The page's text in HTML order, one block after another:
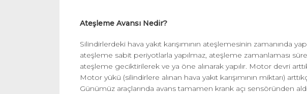
Ateşleme Avansı Nedir?
Silindirlerdeki hava yakıt karışımının ateşlemesinin zamanında
ateşleme sabit periyotlarla yapılmaz, ateşleme zamanlaması
ateşleme geciktirilerek ve ya öne alınarak yapılır. Motor devri
Motor yükü (silindirlere alınan hava yakıt karışımının miktarı)
Günümüz araçlarında avans tamamen krank açı sensöründen